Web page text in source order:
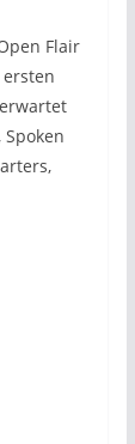
Flair